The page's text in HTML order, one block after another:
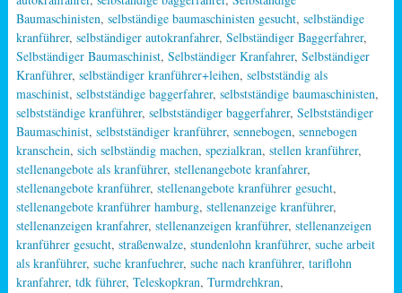
Baumaschinisten, selbständige baumaschinisten gesucht, selbständige
kranführer, selbständiger autokranfahrer, Selbständiger Baggerfahrer,
Selbständiger Baumaschinist, Selbständiger Kranfahrer, Selbständiger
Kranführer, selbständiger kranführer+leihen, selbstständig als
maschinist, selbstständige baggerfahrer, selbstständige baumaschinisten,
selbstständige kranführer, selbstständiger baggerfahrer, Selbstständiger
Baumaschinist, selbstständiger kranführer, sennebogen, sennebogen
kranschein, sich selbständig machen, spezialkran, stellen kranführer,
stellenangebote als kranführer, stellenangebote kranfahrer,
stellenangebote kranführer, stellenangebote kranführer gesucht,
stellenangebote kranführer hamburg, stellenanzeige kranführer,
stellenanzeigen kranfahrer, stellenanzeigen kranführer, stellenanzeigen
kranführer gesucht, straßenwalze, stundenlohn kranführer, suche arbeit
als kranführer, suche kranfuehrer, suche nach kranführer, tariflohn
kranfahrer, tdk führer, Teleskopkran, Turmdrehkran,